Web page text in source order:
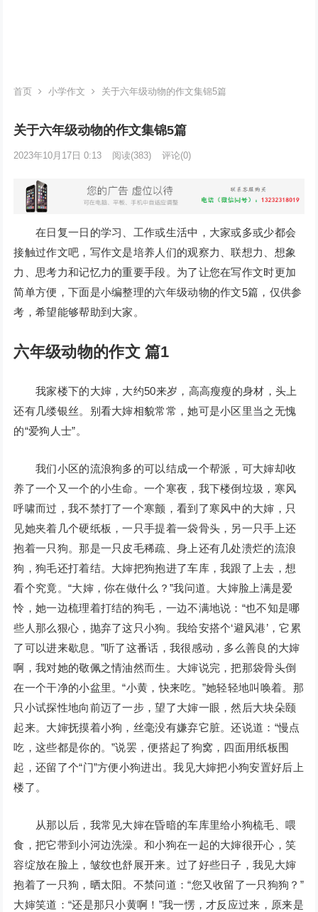
首页 小学作文 关于六年级动物的作文集锦5篇
关于六年级动物的作文集锦5篇
2023年10月17日 0:13 阅读(383) 评论(0)
在日复一日的学习、工作或生活中，大家或多或少都会
接触过作文吧，写作文是培养人们的观察力、联想力、想象
力、思考力和记忆力的重要手段。为了让您在写作文时更加
简单方便，下面是小编整理的六年级动物的作文5篇，仅供参
考，希望能够帮助到大家。
六年级动物的作文 篇1
我家楼下的大婶，大约50来岁，高高瘦瘦的身材，头上
还有几缕银丝。别看大婶相貌常常，她可是小区里当之无愧
的“爱狗人士”。
我们小区的流浪狗多的可以结成一个帮派，可大婶却收
养了一个又一个的小生命。一个寒夜，我下楼倒垃圾，寒风
呼啸而过，我不禁打了一个寒颤，看到了寒风中的大婶，只
见她夹着几个硬纸板，一只手提着一袋骨头，另一只手上还
抱着一只狗。那是一只皮毛稀疏、身上还有几处溃烂的流浪
狗，狗毛还打着结。大婶把狗抱进了车库，我跟了上去，想
看个究竟。“大婶，你在做什么？”我问道。大婶脸上满是爱
怜，她一边梳理着打结的狗毛，一边不满地说：“也不知是哪
些人那么狠心，抛弃了这只小狗。我给安搭个‘避风港’，它累
了可以进来歇息。”听了这番话，我很感动，多么善良的大婶
啊，我对她的敬佩之情油然而生。大婶说完，把那袋骨头倒
在一个干净的小盆里。“小黄，快来吃。”她轻轻地叫唤着。那
只小试探性地向前迈了一步，望了大婶一眼，然后大块朵颐
起来。大婶抚摸着小狗，丝毫没有嫌弃它脏。还说道：“慢点
吃，这些都是你的。”说罢，便搭起了狗窝，四面用纸板围
起，还留了个“门”方便小狗进出。我见大婶把小狗安置好后上
楼了。
从那以后，我常见大婶在昏暗的车库里给小狗梳毛、喂
食，把它带到小河边洗澡。和小狗在一起的大婶很开心，笑
容绽放在脸上，皱纹也舒展开来。过了好些日子，我见大婶
抱着了一只狗，晒太阳。不禁问道：“您又收留了一只狗狗？”
大婶笑道：“还是那只小黄啊！”我一愣，才反应过来，原来是